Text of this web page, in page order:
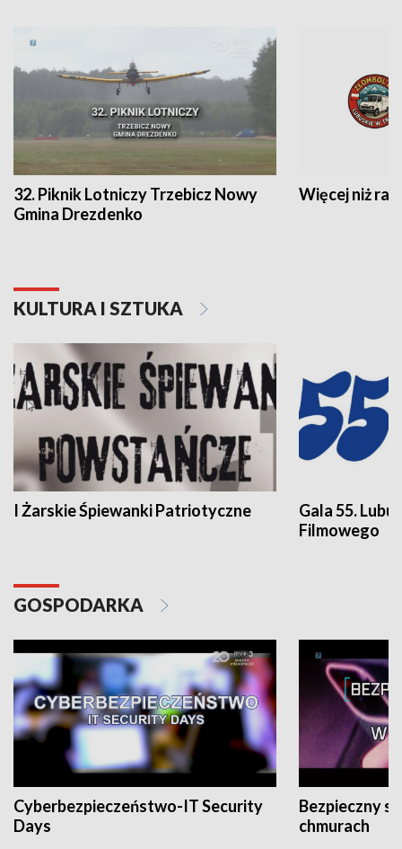
32. Piknik Lotniczy Trzebicz Nowy
Gmina Drezdenko
Więcej niż rajd
KULTURA I SZTUKA
I Żarskie Śpiewanki Patriotyczne
Gala 55.
Filmowego
GOSPODARKA
Cyberbezpieczeństwo-IT Security
Days
Bezpieczny
chmurach